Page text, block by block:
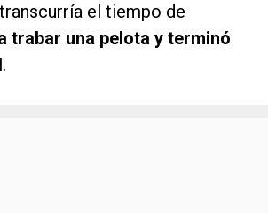
el tiempo de
trabar una pelota y terminó
.